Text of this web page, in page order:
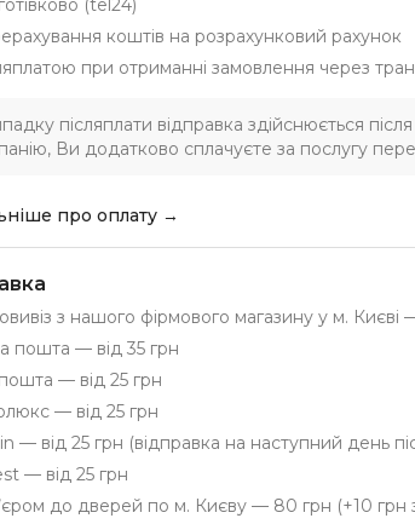
(tel24)
коштів на розрахунковий рахунок
при отриманні замовлення через
післяплати відправка здійснюється
Ви додатково сплачуєте за послугу
про оплату →
з нашого фірмового магазину у м.
пошта — від 35 грн
— від 25 грн
— від 25 грн
— від 25 грн (відправка на наступний день
— від 25 грн
до дверей по м. Києву — 80 грн (+10 грн